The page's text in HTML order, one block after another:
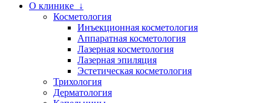
О клинике ↓
Косметология
Инъекционная косметология
Аппаратная косметология
Лазерная косметология
Лазерная эпиляция
Эстетическая косметология
Трихология
Дерматология